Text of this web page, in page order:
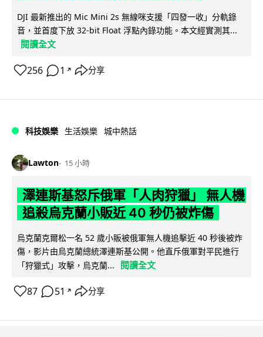
DJI 最新推出的 Mic Mini 2s 無線咪支援「四發一收」分軌錄
音，並首度下放 32-bit Float 浮點內錄功能。本文經實測其...
閱讀全文
256 1 ↗ 分享
科技娛樂 生活娛樂 城中熱話
Lawton 15 小時
澤連斯基怒斥俄軍「人肉狩獵」 無人機
追殺烏克蘭小販近 40 秒仍被炸傷
烏克蘭克爾松一名 52 歲小販被俄軍無人機追擊近 40 秒後被炸
傷，影片由烏克蘭總統澤連斯基公開。他直斥俄軍對平民進行
「狩獵式」攻擊，烏克蘭...
閱讀全文
87 51 ↗ 分享